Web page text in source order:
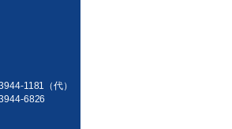
1181（代）
6826